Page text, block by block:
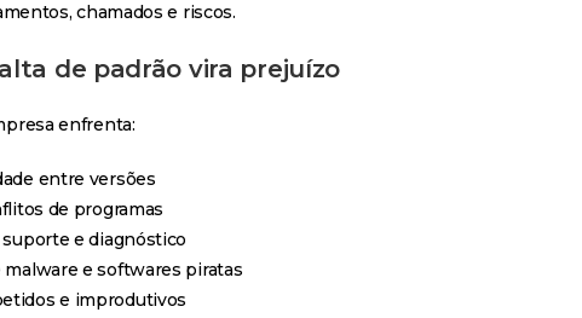
chamados e riscos.
de padrão vira prejuízo
enfrenta:
entre versões
de programas
e diagnóstico
malware e softwares piratas
e improdutivos